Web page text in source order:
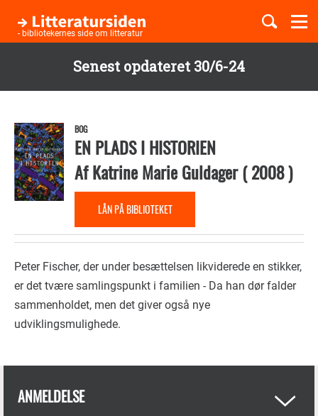
Senest opdateret 30/6-24
hovedindhold
- bibliotekernes side om litteratur
Børnebøger
Temaer
BOG
EN PLADS I HISTORIEN
AfKatrine Marie Guldager(2008)
LÅN PÅ BIBLIOTEKET
Peter Fischer, der under besættelsen likviderede en stikker,
er det tvære samlingspunkt i familien - Da han dør falder
sammenholdet, men det giver også nye
udviklingsmulighede.
ANMELDELSE